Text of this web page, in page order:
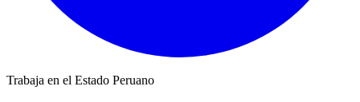
Trabaja en el Estado Peruano